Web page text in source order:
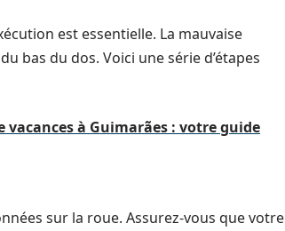
est essentielle. La mauvaise
bas du dos. Voici une série d’étapes
vacances à Guimarães : votre guide
sur la roue. Assurez-vous que votre